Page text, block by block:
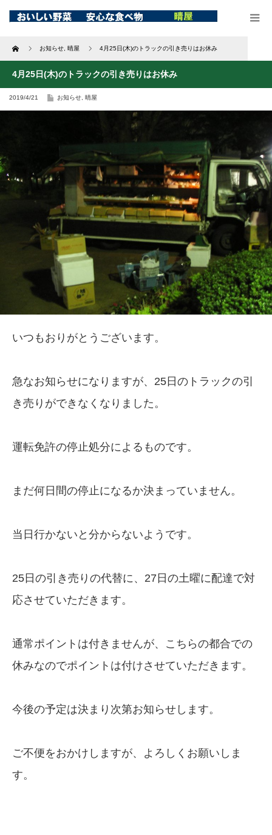
Home お知らせ 晴屋 4月25日(木)のトラックの引き売りはお休み
4月25日(木)のトラックの引き売りはお休み
2019/4/21 お知らせ 晴屋
いつもおりがとうございます。
急なお知らせになりますが、25日のトラックの引
き売りができなくなりました。
運転免許の停止処分によるものです。
まだ何日間の停止になるか決まっていません。
当日行かないと分からないようです。
25日の引き売りの代替に、27日の土曜に配達で対
応させていただきます。
通常ポイントは付きませんが、こちらの都合での
休みなのでポイントは付けさせていただきます。
今後の予定は決まり次第お知らせします。
ご不便をおかけしますが、よろしくお願いしま
す。